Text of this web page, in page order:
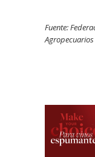
Fuente:
Agropecuarios